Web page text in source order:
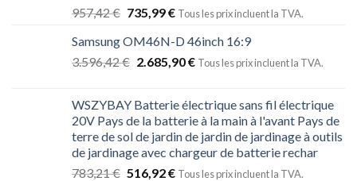
957,42€ 735,99€ Tous les prix incluent la TVA.
Samsung OM46N-D 46inch 16:9
3.596,42€ 2.685,90€ Tous les prix incluent la TVA.
WSZYBAY Batterie électrique sans fil électrique
20V Pays de la batterie à la main à l'avant Pays de
terre de sol de jardin de jardin de jardinage à outils
de jardinage avec chargeur de batterie rechar
783,21€ 516,92€ Tous les prix incluent la TVA.